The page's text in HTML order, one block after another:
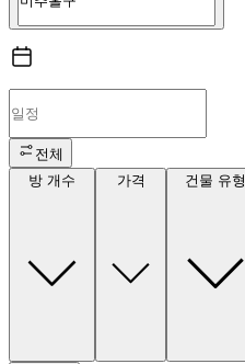
전체
방 개수
가격 건물 유형